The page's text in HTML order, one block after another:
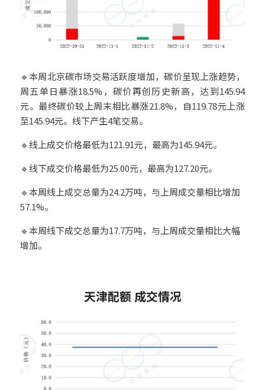
🔹本周北京碳市场交易活跃度增加，碳价呈现上涨趋势，
周五单日暴涨18.5%，碳价再创历史新高，达到145.94
元。最终碳价较上周末相比暴涨21.8%，自119.78元上涨
至145.94元。线下产生4笔交易。
🔹线上成交价格最低为121.91元，最高为145.94元。
🔹线下成交价格最低为25.00元，最高为127.20元。
🔹本周线上成交总量为24.2万吨，与上周成交量相比增加
57.1%。
🔹本周线下成交总量为17.7万吨，与上周成交量相比大幅
增加。
天津配额 成交情况